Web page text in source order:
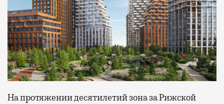
На протяжении десятилетий зона за Рижской